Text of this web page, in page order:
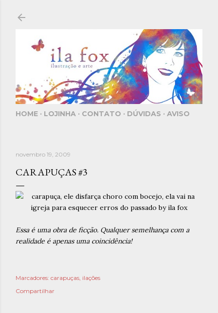
HOME LOJINHA CONTATO DÚVIDAS AVISO
novembro 19, 2009
CARAPUÇAS #3
Essa é uma obra de ficção. Qualquer semelhança com a
realidade é apenas uma coincidência!
Marcadores: carapuças ilações
Compartilhar